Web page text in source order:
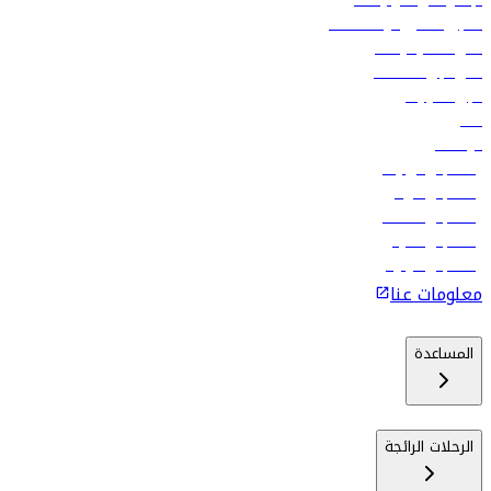
تسجيل الدخول لوكلاء السفر
أدنى أسعار الرحلات
فلاي دبي للعطلات
تأجير السيارات
فنادق
الوظائف
رحلات إلى تبيليسي
رحلات إلى الرياض
رحلات إلى مسقط
رحلات إلى ماليه
رحلات إلى كولومبو
معلومات عنا
المساعدة
الرحلات الرائجة